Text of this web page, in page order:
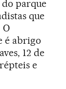
parque
que
O
é abrigo
12 de
e